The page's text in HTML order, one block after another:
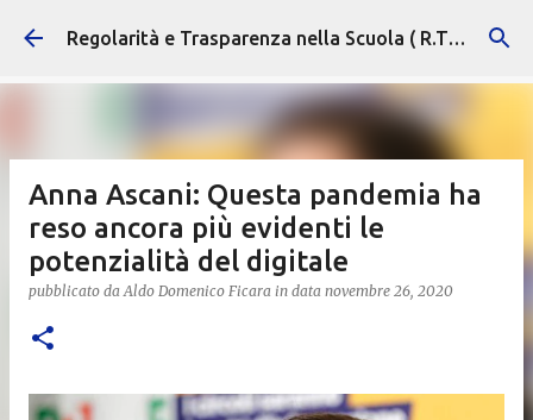
Passa ai contenuti principali Regolarità e Trasparenza nella Scuola ( R.T.S. )
Anna Ascani: Questa pandemia ha
reso ancora più evidenti le
potenzialità del digitale
pubblicato daAldo Domenico Ficara in data novembre 26, 2020